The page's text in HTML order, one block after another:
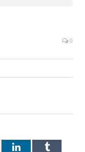
0
LinkedInTumblr